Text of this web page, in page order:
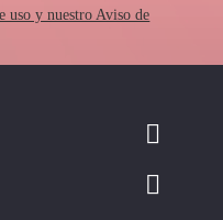
uso y nuestro Aviso de

